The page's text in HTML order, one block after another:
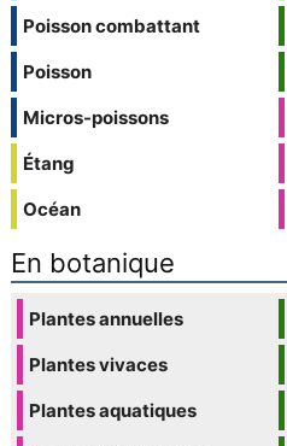
Poisson combattant
Poisson
Micros-poissons
Étang
Océan
En botanique
Plantes annuelles
Plantes vivaces
Plantes aquatiques